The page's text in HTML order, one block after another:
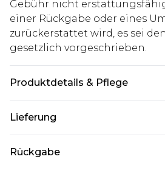
Gebühr nicht
einer Rückgabe oder eines
zurückerstattet wird, es sei
gesetzlich vorgeschrieben.
Produktdetails & Pflege
groß und trägt UK-Größe M/32
Lieferung
Deutschland Standardlieferung
Rückgabe